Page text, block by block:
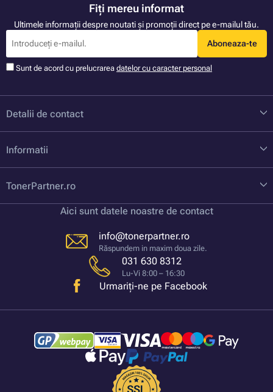
Fiți mereu informat
Ultimele informații despre noutati și promoții direct pe e-mailul tău.
Aboneaza-te
Sunt de acord cu prelucrarea datelor cu caracter personal
Detalii de contact
Informatii
TonerPartner.ro
Aici sunt datele noastre de contact
info@tonerpartner.ro
Răspundem in maxim doua zile.
031 630 8312
Lu-Vi 8:00 – 16:30
Urmariți-ne pe Facebook